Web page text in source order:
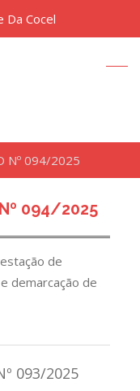
Da Cocel
Nº 094/2025
Nº 094/2025
de
demarcação de
093/2025